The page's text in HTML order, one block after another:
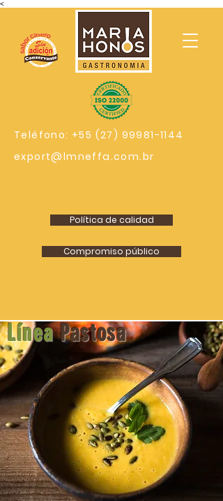
<
Teléfono: +55 (27) 99981-1144
export@lmneffa.com.br
Política de calidad
Compromiso público
LíneaPastosa